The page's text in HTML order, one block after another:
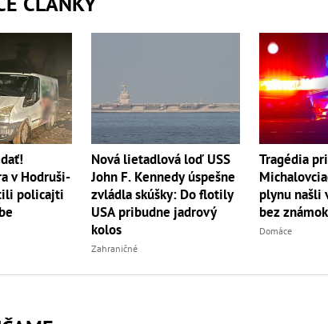
v Hodruši-
policajti
Nová lietadlová loď USS
John F. Kennedy úspešne
zvládla skúšky: Do flotily
USA pribudne jadrový
kolos
Zahraničné
Tragédia pri
plynu našli
bez
Domáce